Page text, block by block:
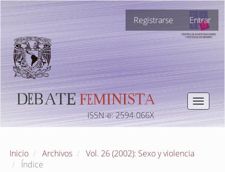
Navegación
principal
Contenido
principal
Barra
lateral
Registrarse Entrar
Toggle
ISSN-e: 2594-066X
Inicio Archivos
Vol. 26 (2002): Sexo y violencia
Índice